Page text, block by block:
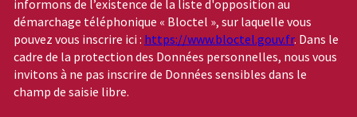
informons de l’existence de la liste d'opposition au
démarchage téléphonique « Bloctel », sur laquelle vous
pouvez vous inscrire ici : https://www.bloctel.gouv.fr. Dans le
cadre de la protection des Données personnelles, nous vous
invitons à ne pas inscrire de Données sensibles dans le
champ de saisie libre.